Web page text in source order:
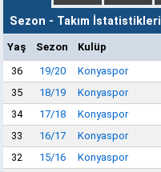
Sezon - Takım İstatistikleri
Yaş Sezon Kulüp
36
19/20 Konyaspor
35
18/19 Konyaspor
34
17/18 Konyaspor
33
16/17 Konyaspor
32
15/16 Konyaspor